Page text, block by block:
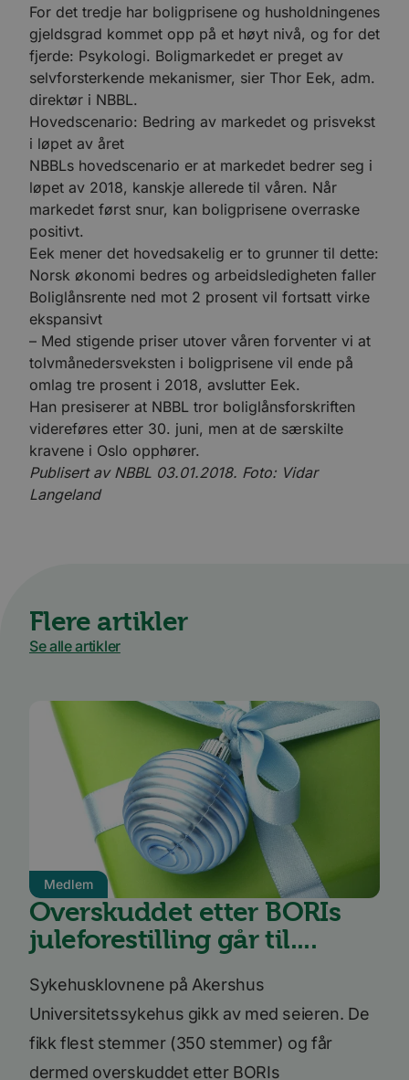
For det tredje har boligprisene og husholdningenes
gjeldsgrad kommet opp på et høyt nivå, og for det
fjerde: Psykologi. Boligmarkedet er preget av
selvforsterkende mekanismer, sier Thor Eek, adm.
direktør i NBBL.
Hovedscenario: Bedring av markedet og prisvekst
i løpet av året
NBBLs hovedscenario er at markedet bedrer seg i
løpet av 2018, kanskje allerede til våren. Når
markedet først snur, kan boligprisene overraske
positivt.
Eek mener det hovedsakelig er to grunner til dette:
Norsk økonomi bedres og arbeidsledigheten faller
Boliglånsrente ned mot 2 prosent vil fortsatt virke
ekspansivt
– Med stigende priser utover våren forventer vi at
tolvmånedersveksten i boligprisene vil ende på
omlag tre prosent i 2018, avslutter Eek.
Han presiserer at NBBL tror boliglånsforskriften
videreføres etter 30. juni, men at de særskilte
kravene i Oslo opphører.
Publisert av NBBL 03.01.2018. Foto: Vidar
Langeland
Flere artikler
Se alle artikler
Medlem
Overskuddet etter BORIs
juleforestilling går til....
Sykehusklovnene på Akershus
Universitetssykehus gikk av med seieren. De
fikk flest stemmer (350 stemmer) og får
dermed overskuddet etter BORIs